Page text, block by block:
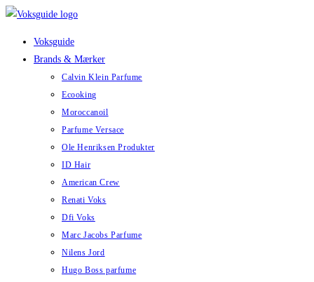
Skip
Voksguide
Brands & Mærker
Calvin Klein Parfume
Ecooking
Moroccanoil
Parfume Versace
Ole Henriksen Produkter
ID Hair
American Crew
Renati Voks
Dfi Voks
Marc Jacobs Parfume
Nilens Jord
Hugo Boss parfume